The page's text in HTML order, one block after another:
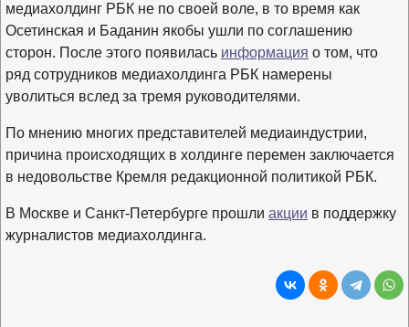
медиахолдинг РБК не по своей воле, в то время как
Осетинская и Баданин якобы ушли по соглашению
сторон. После этого появилась информация о том, что
ряд сотрудников медиахолдинга РБК намерены
уволиться вслед за тремя руководителями.
По мнению многих представителей медиаиндустрии,
причина происходящих в холдинге перемен заключается
в недовольстве Кремля редакционной политикой РБК.
В Москве и Санкт-Петербурге прошли акции в поддержку
журналистов медиахолдинга.